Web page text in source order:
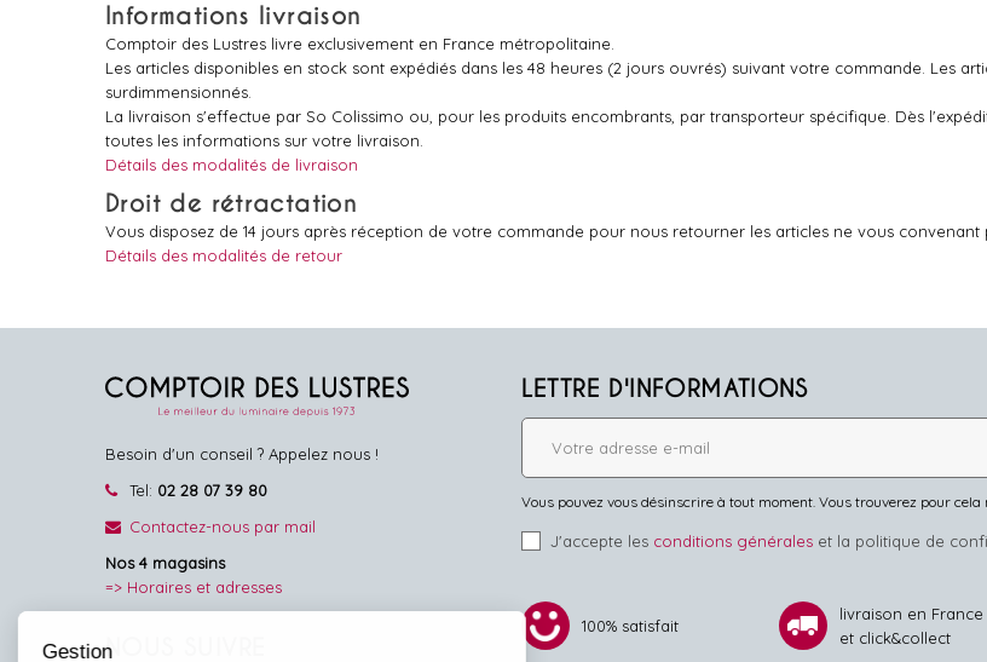
Informations livraison
Comptoir des Lustres livre exclusivement en France métropolitaine.
Les articles disponibles en stock sont expédiés dans les 48 heures (2 jours ouvrés) suivant votre commande. Les
surdimmensionnés.
La livraison s'effectue par So Colissimo ou, pour les produits encombrants, par transporteur spécifique. Dès
toutes les informations sur votre livraison.
Détails des modalités de livraison
Droit de rétractation
Vous disposez de 14 jours après réception de votre commande pour nous retourner les articles ne vous
Détails des modalités de retour
Besoin d'un conseil ? Appelez nous !
Tel: 02 28 07 39 80
Contactez-nous par mail
Nos 4 magasins
=> Horaires et adresses
NOUS SUIVRE
LETTRE D'INFORMATIONS
Vous pouvez vous désinscrire à tout moment. Vous trouverez pour
J'accepte les conditions généraleset la politique de
100% satisfait
livraison en France
et click&collect
Gestion